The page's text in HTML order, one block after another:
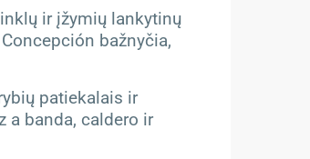
ir įžymių lankytinų
bažnyčia,
patiekalais ir
a banda, caldero ir